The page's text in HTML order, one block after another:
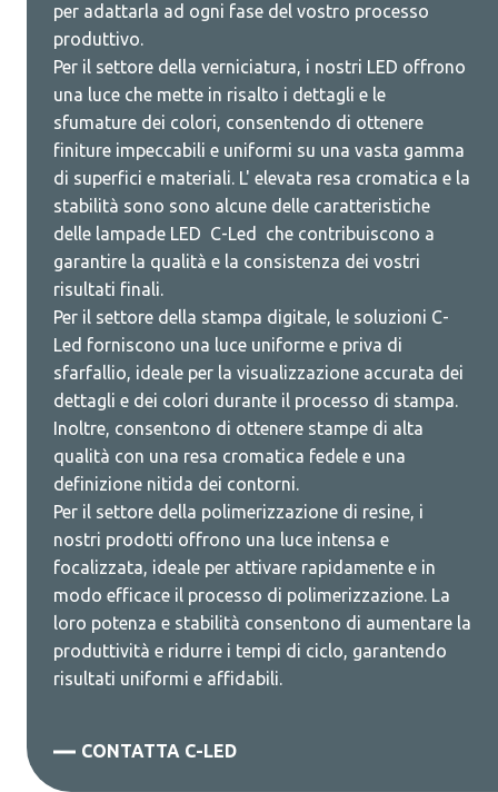
per adattarla ad ogni fase del vostro processo
produttivo.
Per il settore della verniciatura, i nostri LED offrono
una luce che mette in risalto i dettagli e le
sfumature dei colori, consentendo di ottenere
finiture impeccabili e uniformi su una vasta gamma
di superfici e materiali. L' elevata resa cromatica e la
stabilità sono sono alcune delle caratteristiche
delle lampade LED C-Led che contribuiscono a
garantire la qualità e la consistenza dei vostri
risultati finali.
Per il settore della stampa digitale, le soluzioni C-
Led forniscono una luce uniforme e priva di
sfarfallio, ideale per la visualizzazione accurata dei
dettagli e dei colori durante il processo di stampa.
Inoltre, consentono di ottenere stampe di alta
qualità con una resa cromatica fedele e una
definizione nitida dei contorni.
Per il settore della polimerizzazione di resine, i
nostri prodotti offrono una luce intensa e
focalizzata, ideale per attivare rapidamente e in
modo efficace il processo di polimerizzazione. La
loro potenza e stabilità consentono di aumentare la
produttività e ridurre i tempi di ciclo, garantendo
risultati uniformi e affidabili.
CONTATTA C-LED